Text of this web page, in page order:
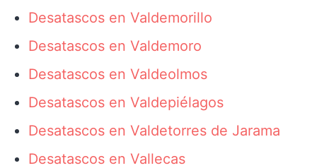
Desatascos en Valdemorillo
Desatascos en Valdemoro
Desatascos en Valdeolmos
Desatascos en Valdepiélagos
Desatascos en Valdetorres de Jarama
Desatascos en Vallecas